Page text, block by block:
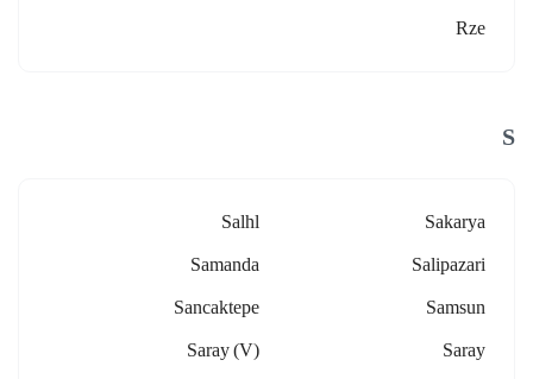
Rze
S
Sakarya
Salhl
Salipazari
Samanda
Samsun
Sancaktepe
Saray
Saray (v)